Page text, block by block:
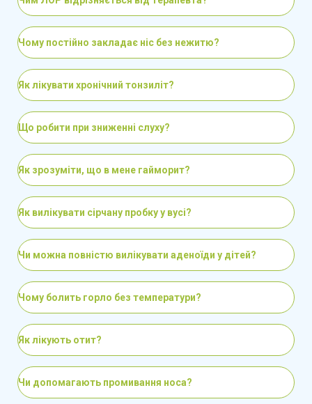
ОСНОВНІ НАПРЯМКИ ДІЯЛЬНОСТІ ЛОР
ЛІКАРЯ.
проведення цільового опитування (збір
анамнезу) й оцінки скарг пацієнта
огляд і діагностика органів вуха, горла і
носа спеціальними інструментами
(риноскопія, отоскопія, фарингоскопія,
ендоскопія)
призначення лабораторних та
інструментальних досліджень
встановлення точного діагнозу та
визначення оптимальної тактики
лікування
виконання лікувальних маніпуляцій —
промивання та санація носа і вуха,
видалення сторонніх тіл, зупинка
Чому постійно закладає ніс без нежитю?
Як лікувати хронічний тонзиліт?
Що робити при зниженні слуху?
Як зрозуміти, що в мене гайморит?
Як вилікувати сірчану пробку у вусі?
Чи можна повністю вилікувати аденоїди у дітей?
Чому болить горло без температури?
Як лікують отит?
Чи допомагають промивання носа?